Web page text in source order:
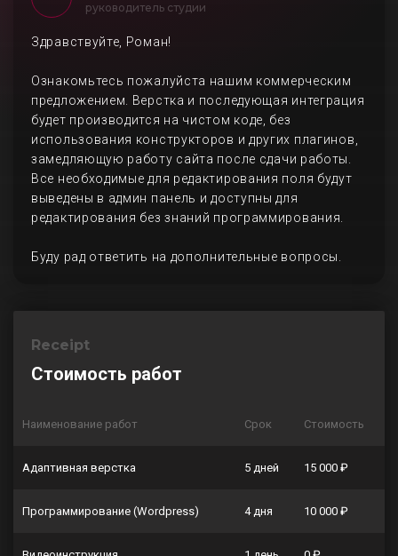
руководитель студии
Здравствуйте, Роман!
Ознакомьтесь пожалуйста нашим коммерческим
предложением. Верстка и последующая интеграция
будет производится на чистом коде, без
использования конструкторов и других плагинов,
замедляющую работу сайта после сдачи работы.
Все необходимые для редактирования поля будут
выведены в админ панель и доступны для
редактирования без знаний программирования.
Буду рад ответить на дополнительные вопросы.
Receipt
Стоимость работ
Наименование работ Срок Стоимость
Адаптивная верстка 5 дней 15 000 ₽
Программирование (Wordpress) 4 дня 10 000 ₽